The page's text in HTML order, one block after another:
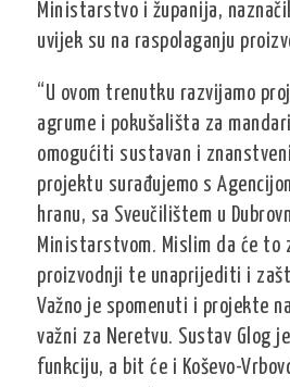
Ministarstvo i županija,
uvijek su na raspolaganju
“U ovom trenutku razvijamo
agrume i pokušališta za
omogućiti sustavan i
projektu surađujemo s
hranu, sa Sveučilištem u
Ministarstvom. Mislim da će
proizvodnji te unaprijediti i
Važno je spomenuti i projekte
važni za Neretvu. Sustav Glog
funkciju, a bit će i Koševo-